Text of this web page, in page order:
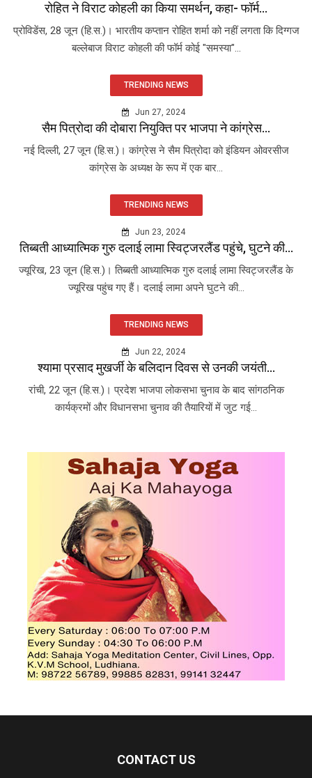
रोहित ने विराट कोहली का किया समर्थन, कहा- फॉर्म...
प्रोविडेंस, 28 जून (हि.स.)। भारतीय कप्तान रोहित शर्मा को नहीं लगता कि दिग्गज
बल्लेबाज विराट कोहली की फॉर्म कोई "समस्या"...
TRENDING NEWS
Jun 27, 2024
सैम पित्रोदा की दोबारा नियुक्ति पर भाजपा ने कांग्रेस...
नई दिल्ली, 27 जून (हि.स.)। कांग्रेस ने सैम पित्रोदा को इंडियन ओवरसीज
कांग्रेस के अध्यक्ष के रूप में एक बार...
TRENDING NEWS
Jun 23, 2024
तिब्बती आध्यात्मिक गुरु दलाई लामा स्विट्जरलैंड पहुंचे, घुटने की...
ज्यूरिख, 23 जून (हि.स.)। तिब्बती आध्यात्मिक गुरु दलाई लामा स्विट्जरलैंड के
ज्यूरिख पहुंच गए हैं। दलाई लामा अपने घुटने की...
TRENDING NEWS
Jun 22, 2024
श्यामा प्रसाद मुखर्जी के बलिदान दिवस से उनकी जयंती...
रांची, 22 जून (हि.स.)। प्रदेश भाजपा लोकसभा चुनाव के बाद सांगठनिक
कार्यक्रमों और विधानसभा चुनाव की तैयारियों में जुट गई...
CONTACT US